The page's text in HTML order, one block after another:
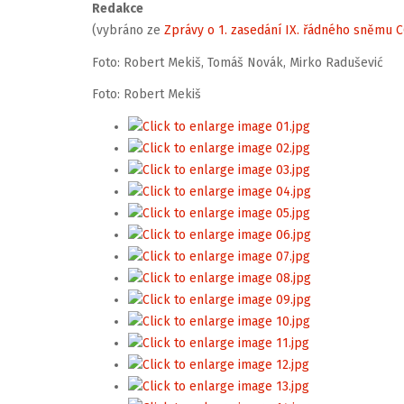
Redakce
(vybráno ze Zprávy o 1. zasedání IX. řádného sněmu
Foto: Robert Mekiš, Tomáš Novák, Mirko Radušević
Foto: Robert Mekiš